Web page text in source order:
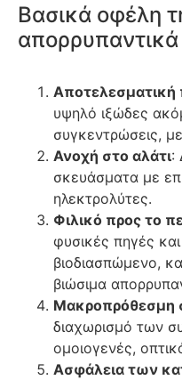
Βασικά οφέλη
απορρυπαντικά
Αποτελεσματική
υψηλό ιξώδες
συγκεντρώσεις,
Ανοχή στο αλάτι:
σκευάσματα με
ηλεκτρολύτες.
Φιλικό προς το
φυσικές πηγές
βιοδιασπώμενο,
βιώσιμα
Μακροπρόθεσμη
διαχωρισμό των
ομοιογενές,
Ασφάλεια των